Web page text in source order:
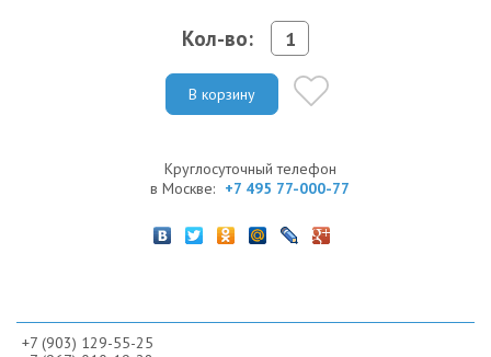
Кол-во:
В корзину
Круглосуточный телефон
в Москве: +7 495 77-000-77
+7 (903) 129-55-25